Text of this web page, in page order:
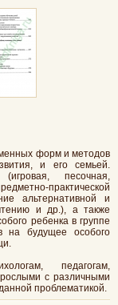
форм и методов
и его семьей.
песочная,
практической
альтернативной и
и др.), а также
ребенка в группе
на будущее особого
педагогам,
с различными
проблематикой.